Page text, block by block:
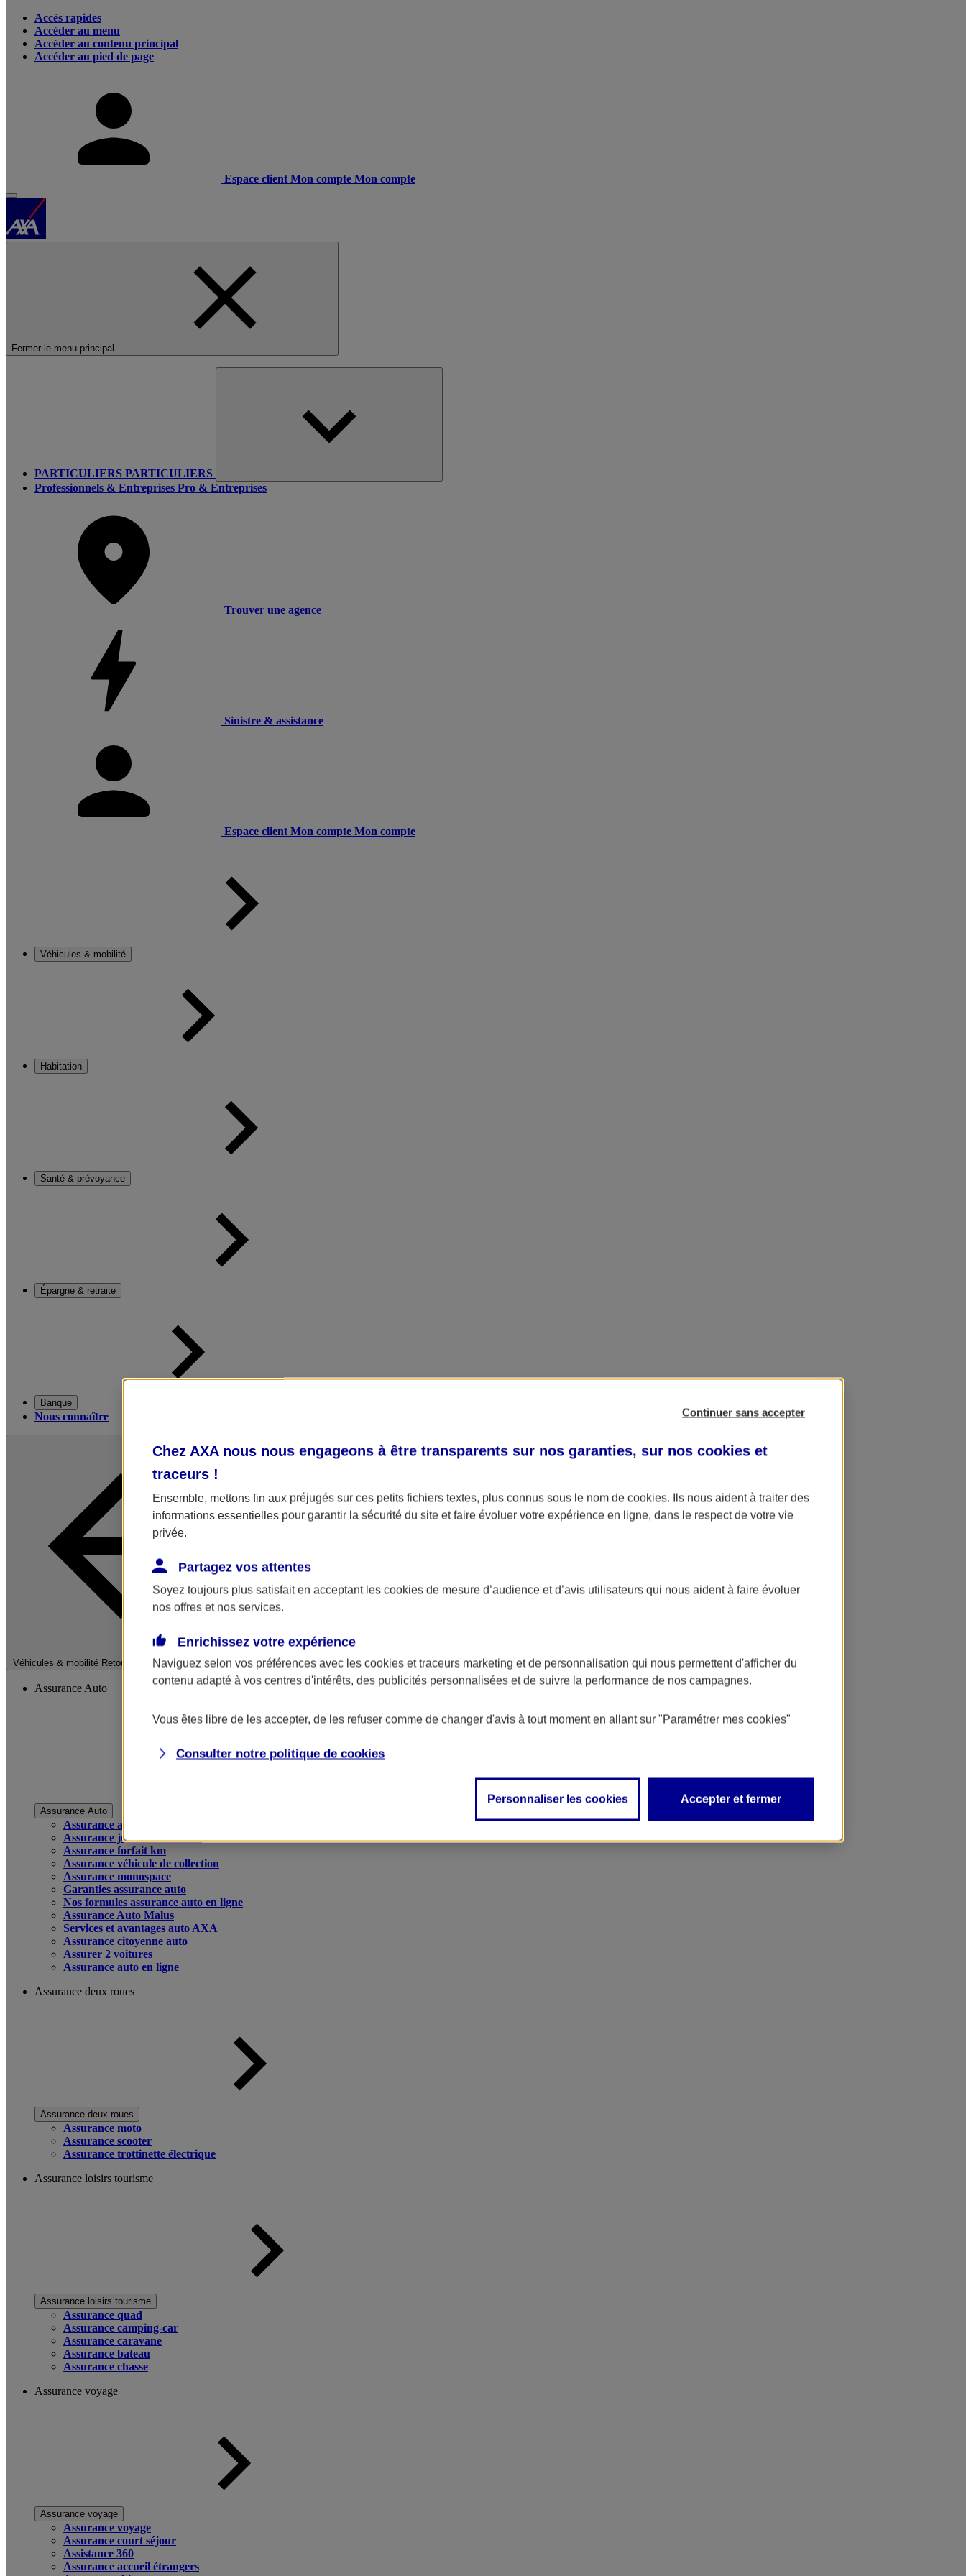
Accès rapides
Accéder au menu
Accéder au contenu principal
Accéder au pied de page
Espace client Mon compte Mon compte
Fermer le menu principal
PARTICULIERS PARTICULIERS
Professionnels & Entreprises Pro & Entreprises
Trouver une agence
Sinistre & assistance
Espace client Mon compte Mon compte
Véhicules & mobilité
Habitation
Santé & prévoyance
Épargne & retraite
Banque
Nous connaître
Véhicules & mobilité Retour à la section précédente
Fermer le menu principal
Assurance Auto
Assurance Auto
Assurance auto
Assurance jeune conducteur
Assurance forfait km
Assurance véhicule de collection
Assurance monospace
Garanties assurance auto
Nos formules assurance auto en ligne
Assurance Auto Malus
Services et avantages auto AXA
Assurance citoyenne auto
Assurer 2 voitures
Assurance auto en ligne
Assurance deux roues
Assurance deux roues
Assurance moto
Assurance scooter
Assurance trottinette électrique
Assurance loisirs tourisme
Assurance loisirs tourisme
Assurance quad
Assurance camping-car
Assurance caravane
Assurance bateau
Assurance chasse
Assurance voyage
Assurance voyage
Assurance voyage
Assurance court séjour
Assistance 360
Assurance accueil étrangers
Continuer sans accepter
Chez AXA nous nous engageons à être transparents sur nos garanties, sur nos cookies et
traceurs !
Ensemble, mettons fin aux préjugés sur ces petits fichiers textes, plus connus sous le nom de cookies. Ils nous aident à traiter des
informations essentielles pour garantir la sécurité du site et faire évoluer votre expérience en ligne, dans le respect de votre vie
privée.
Partagez vos attentes
Soyez toujours plus satisfait en acceptant les cookies de mesure d’audience et d’avis utilisateurs qui nous aident à faire évoluer
nos offres et nos services.
Enrichissez votre expérience
Naviguez selon vos préférences avec les cookies et traceurs marketing et de personnalisation qui nous permettent d'afficher du
contenu adapté à vos centres d'intérêts, des publicités personnalisées et de suivre la performance de nos campagnes.
Vous êtes libre de les accepter, de les refuser comme de changer d'avis à tout moment en allant sur "Paramétrer mes cookies"
Consulter notre politique de cookies
Personnaliser les cookies Accepter et fermer